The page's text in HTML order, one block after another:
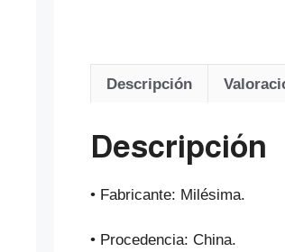
Descripción
Descripción
• Fabricante: Milésima.
• Procedencia: China.